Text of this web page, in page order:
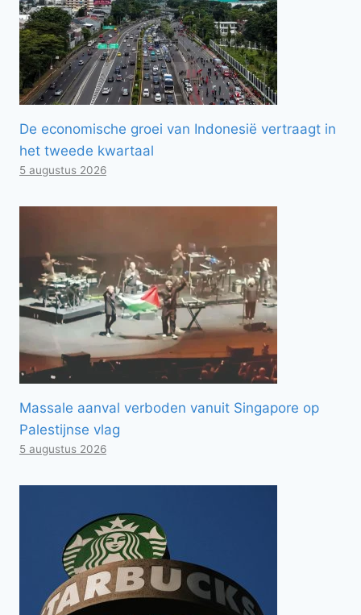
De economische groei van Indonesië vertraagt ​​in
het tweede kwartaal
5 augustus 2026
Massale aanval verboden vanuit Singapore op
Palestijnse vlag
5 augustus 2026